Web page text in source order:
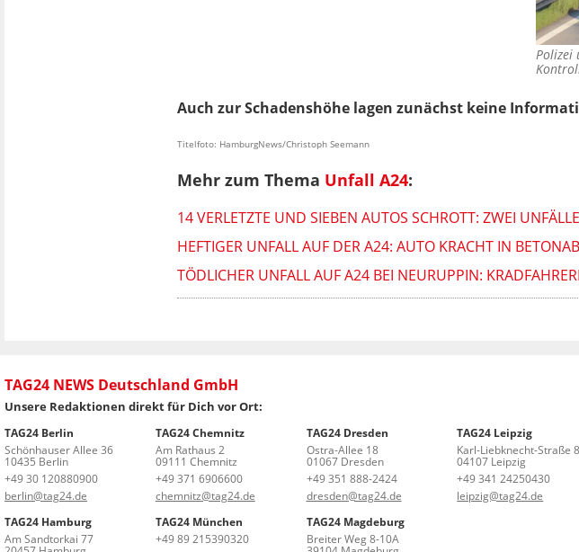
Polizei
Auch zur Schadenshöhe lagen zunächst keine
Titelfoto: HamburgNews/Christoph Seemann
Mehr zum Thema Unfall A24:
14 VERLETZTE UND SIEBEN AUTOS SCHROTT: ZWEI
HEFTIGER UNFALL AUF DER A24: AUTO KRACHT IN
TÖDLICHER UNFALL AUF A24 BEI NEURUPPIN:
TAG24 NEWS Deutschland GmbH
Unsere Redaktionen direkt für Dich vor Ort:
TAG24 Berlin
Schönhauser Allee 36
10435 Berlin
+49 30 120880900
berlin@tag24.de
TAG24 Chemnitz
Am Rathaus 2
09111 Chemnitz
+49 371 6906600
chemnitz@tag24.de
TAG24 Dresden
Ostra-Allee 18
01067 Dresden
+49 351 888-2424
dresden@tag24.de
TAG24 Leipzig
Karl-Liebknecht-Straße 8
04107 Leipzig
+49 341 24250430
leipzig@tag24.de
TAG24 Hamburg
Am Sandtorkai 77
TAG24 München
+49 89 215390320
TAG24 Magdeburg
Breiter Weg 8-10A